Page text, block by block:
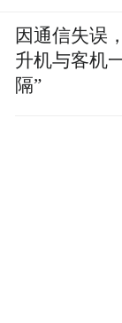
因通信失误
升机与客机
隔”